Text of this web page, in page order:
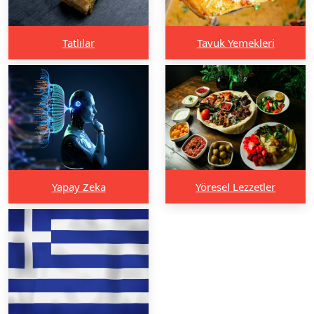
Tatlılar Tavuk Yemekleri
Yapay Zeka Yöresel Lezzetler